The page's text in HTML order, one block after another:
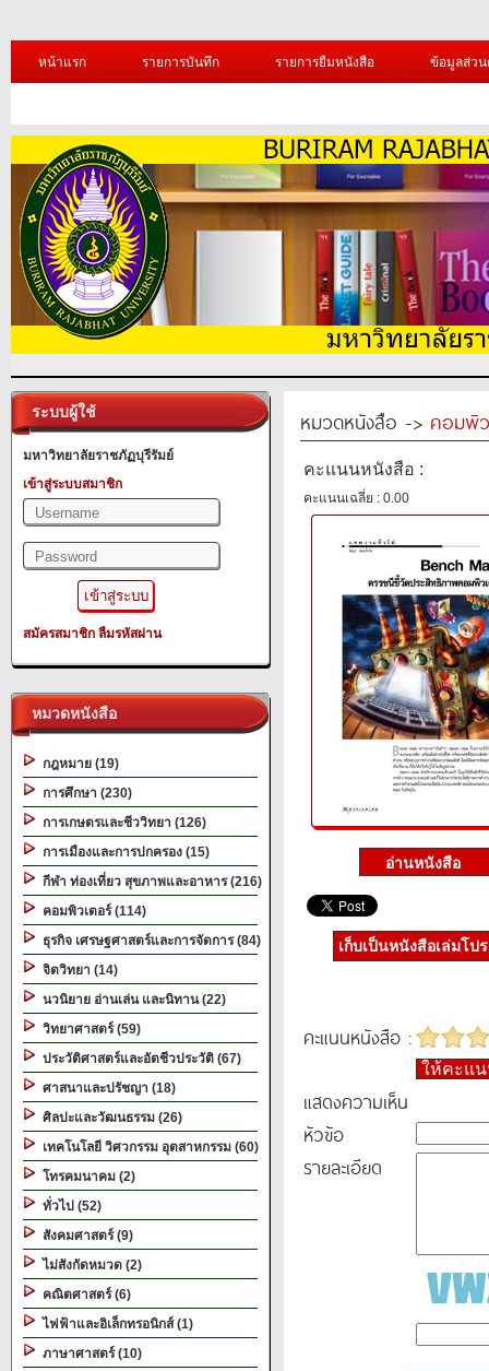
หน้าแรก รายการบันทึก รายการยืมหนังสือ ข้อมูลส่ว
ระบบผู้ใช้
มหาวิทยาลัยราชภัฏบุรีรัมย์
เข้าสู่ระบบสมาชิก
สมัครสมาชิก ลืมรหัสผ่าน
หมวดหนังสือ
กฎหมาย (19)
การศึกษา (230)
การเกษตรและชีววิทยา (126)
การเมืองและการปกครอง (15)
กีฬา ท่องเที่ยว สุขภาพและอาหาร (216)
คอมพิวเตอร์ (114)
ธุรกิจ เศรษฐศาสตร์และการจัดการ (84)
จิตวิทยา (14)
นวนิยาย อ่านเล่น และนิทาน (22)
วิทยาศาสตร์ (59)
ประวัติศาสตร์และอัตชีวประวัติ (67)
ศาสนาและปรัชญา (18)
ศิลปะและวัฒนธรรม (26)
เทคโนโลยี วิศวกรรม อุตสาหกรรม (60)
โทรคมนาคม (2)
ทั่วไป (52)
สังคมศาสตร์ (9)
ไม่สังกัดหมวด (2)
คณิตศาสตร์ (6)
ไฟฟ้าและอิเล็กทรอนิกส์ (1)
ภาษาศาสตร์ (10)
หมวดหนังสือ -> คอมพิ
คะแนนหนังสือ :
คะแนนเฉลี่ย : 0.00
เก็บเป็นหนังสือเล่มโป
คะแนนหนังสือ :
ให้คะแ
แสดงความเห็น
หัวข้อ
รายละเอียด